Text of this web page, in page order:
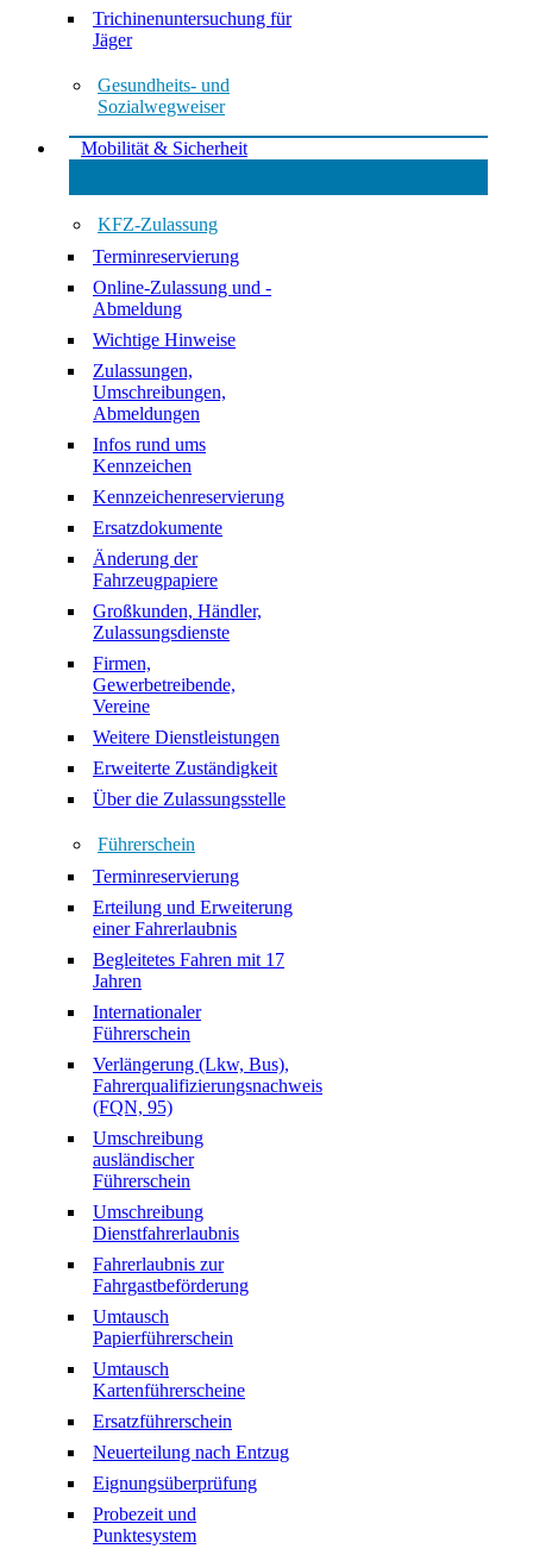
Trichinenuntersuchung für
Jäger
Gesundheits- und
Sozialwegweiser
Mobilität & Sicherheit
KFZ-Zulassung
Terminreservierung
Online-Zulassung und -
Abmeldung
Wichtige Hinweise
Zulassungen,
Umschreibungen,
Abmeldungen
Infos rund ums
Kennzeichen
Kennzeichenreservierung
Ersatzdokumente
Änderung der
Fahrzeugpapiere
Großkunden, Händler,
Zulassungsdienste
Firmen,
Gewerbetreibende,
Vereine
Weitere Dienstleistungen
Erweiterte Zuständigkeit
Über die Zulassungsstelle
Führerschein
Terminreservierung
Erteilung und Erweiterung
einer Fahrerlaubnis
Begleitetes Fahren mit 17
Jahren
Internationaler
Führerschein
Verlängerung (Lkw, Bus),
Fahrerqualifizierungsnachweis
(FQN, 95)
Umschreibung
ausländischer
Führerschein
Umschreibung
Dienstfahrerlaubnis
Fahrerlaubnis zur
Fahrgastbeförderung
Umtausch
Papierführerschein
Umtausch
Kartenführerscheine
Ersatzführerschein
Neuerteilung nach Entzug
Eignungsüberprüfung
Probezeit und
Punktesystem